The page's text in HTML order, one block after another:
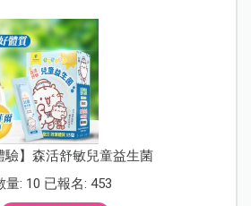
驗】森活舒敏兒童益生菌
量: 10 已報名: 453